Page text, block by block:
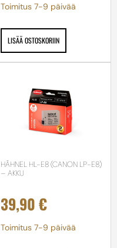
Toimitus 7-9 päivää
LISÄÄ OSTOSKORIIN
HÄHNEL HL-E8 (CANON LP-E8)
– AKKU
39,90€
Toimitus 7-9 päivää